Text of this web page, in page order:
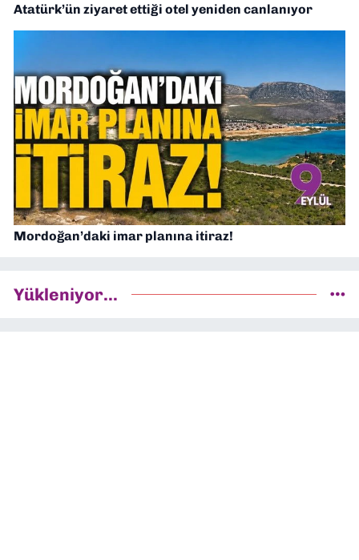
Atatürk’ün ziyaret ettiği otel yeniden canlanıyor
Mordoğan’daki imar planına itiraz!
Yükleniyor...